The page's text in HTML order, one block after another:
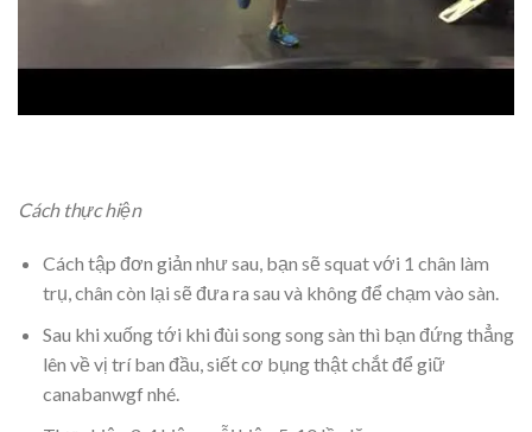
Cách thực hiện
Cách tập đơn giản như sau, bạn sẽ squat với 1 chân làm
trụ, chân còn lại sẽ đưa ra sau và không để chạm vào sàn.
Sau khi xuống tới khi đùi song song sàn thì bạn đứng thẳng
lên về vị trí ban đầu, siết cơ bụng thật chắt để giữ
canabanwgf nhé.